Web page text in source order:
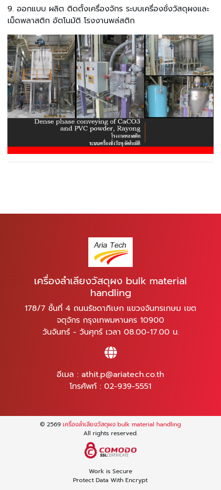
9. ออกแบบ ผลิต ติดตั้งเครื่องจักร ระบบเครื่องชั่งวัสดุผงและ
เม็ดพลาสติก อัตโนมัติ โรงงานพล่สติก
เครื่องลำเลียงวัสดุผง bulk material
handling
178/7 ชั้นที่ 4 ถนนรัชดาภิเษก แขวงจันทรเกษม เขต
จตุจักร กรุงเทพมหานคร 10900
วันจันทร์ - วันศุกร์ เวลา 08.00-17.00 น.
อีเมล : athit.p@ariatech.co.th
โทรศัพท์ : 02-939-5551
© 2569 เครื่องลำเลียงวัสดุผง bulk material handling
All rights reserved.
Work is Secure
Protect Data With Encrypt